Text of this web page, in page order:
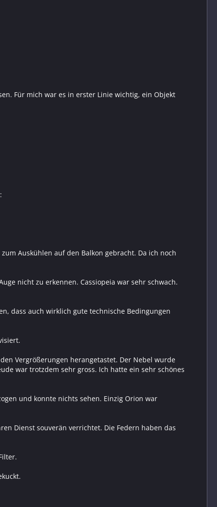
Für mich war es in erster Linie wichtig, ein Objekt
Auskühlen auf den Balkon gebracht. Da ich noch
nicht zu erkennen. Cassiopeia war sehr schwach.
dass auch wirklich gute technische Bedingungen
Vergrößerungen herangetastet. Der Nebel wurde
war trotzdem sehr gross. Ich hatte ein sehr schönes
und konnte nichts sehen. Einzig Orion war
Dienst souverän verrichtet. Die Federn haben das